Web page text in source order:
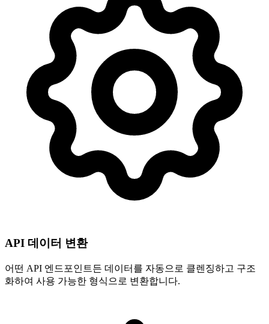
API 데이터 변환
어떤 API 엔드포인트든 데이터를 자동으로 클렌징하고 구조
화하여 사용 가능한 형식으로 변환합니다.